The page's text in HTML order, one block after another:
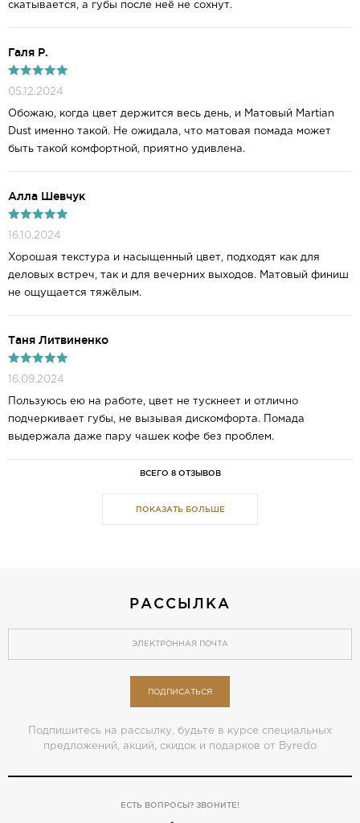
скатывается, а губы после неё не сохнут.
Галя Р.
05.12.2024
Обожаю, когда цвет держится весь день, и Матовый Martian
Dust именно такой. Не ожидала, что матовая помада может
быть такой комфортной, приятно удивлена.
Алла Шевчук
16.10.2024
Хорошая текстура и насыщенный цвет, подходят как для
деловых встреч, так и для вечерних выходов. Матовый финиш
не ощущается тяжёлым.
Таня Литвиненко
16.09.2024
Пользуюсь ею на работе, цвет не тускнеет и отлично
подчеркивает губы, не вызывая дискомфорта. Помада
выдержала даже пару чашек кофе без проблем.
ВСЕГО 8 ОТЗЫВОВ
ПОКАЗАТЬ БОЛЬШЕ
РАССЫЛКА
ПОДПИСАТЬСЯ
Подпишитесь на рассылку, будьте в курсе специальных
предложений, акций, скидок и подарков от Byredo
ЕСТЬ ВОПРОСЫ? ЗВОНИТЕ!